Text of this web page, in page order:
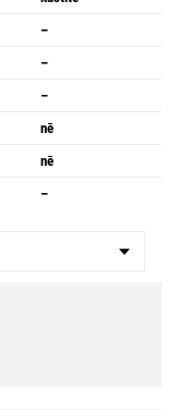
–
–
–
nē
nē
–